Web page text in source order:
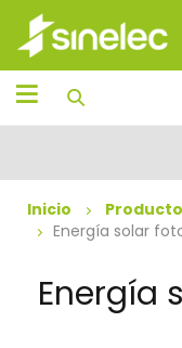
Saltar
contenido
Saltar
menú
de
navegación
Inicio
Energía solar
Energía